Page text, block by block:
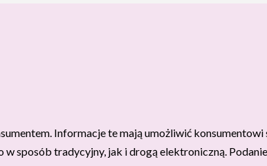
Informacje te mają umożliwić konsumentowi
sposób tradycyjny, jak i drogą elektroniczną.